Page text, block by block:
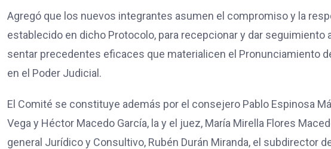
Agregó que los nuevos integrantes asumen el compromiso y la
establecido en dicho Protocolo, para recepcionar y dar
sentar precedentes eficaces que materialicen el Pronunciamiento
en el Poder Judicial.
El Comité se constituye además por el consejero Pablo Espinosa
Vega y Héctor Macedo García, la y el juez, María Mirella Flores
general Jurídico y Consultivo, Rubén Durán Miranda, el subdirector